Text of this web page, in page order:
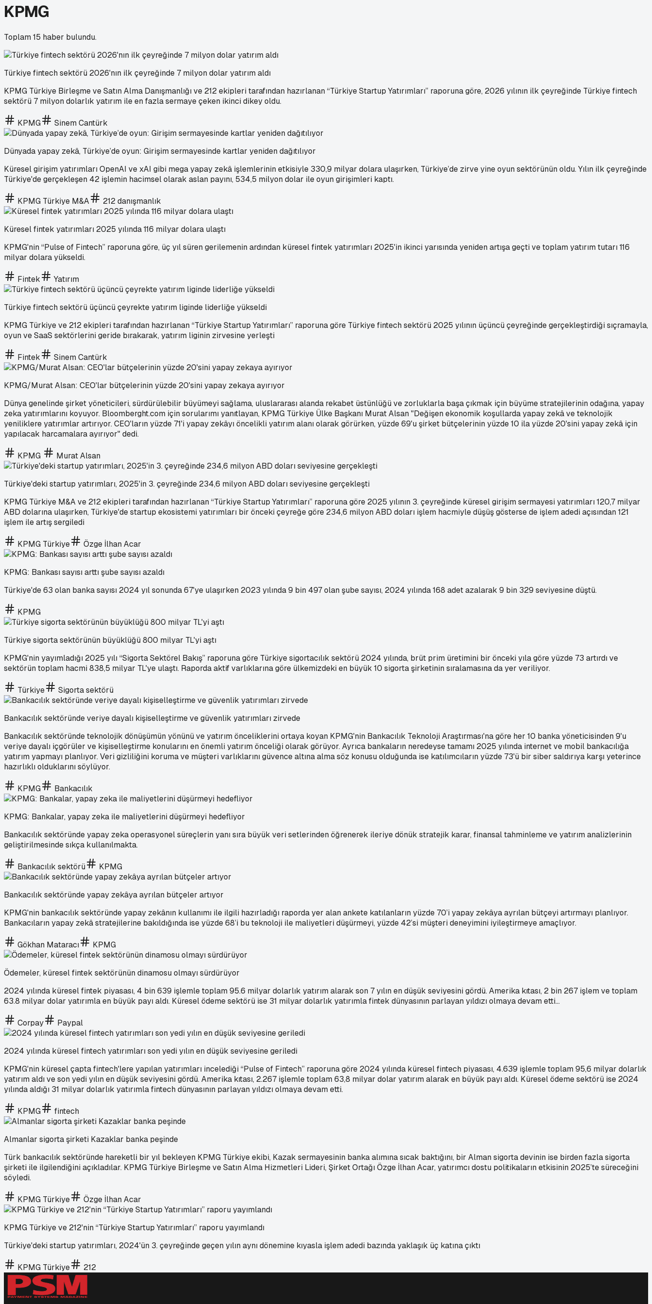
KPMG
Toplam15 haber bulundu.
Türkiye fintech sektörü 2026'nın ilk çeyreğinde 7 milyon dolar yatırım aldı
KPMG Türkiye Birleşme ve Satın Alma Danışmanlığı ve 212 ekipleri tarafından hazırlanan “Türkiye Startup Yatırımları” raporuna göre, 2026 yılının ilk çeyreğinde Türkiye fintech
sektörü 7 milyon dolarlık yatırım ile en fazla sermaye çeken ikinci dikey oldu.
KPMG Sinem Cantürk
Dünyada yapay zekâ, Türkiye’de oyun: Girişim sermayesinde kartlar yeniden dağıtılıyor
Küresel girişim yatırımları OpenAI ve xAI gibi mega yapay zekâ işlemlerinin etkisiyle 330,9 milyar dolara ulaşırken, Türkiye’de zirve yine oyun sektörünün oldu. Yılın ilk çeyreğinde
Türkiye'de gerçekleşen 42 işlemin hacimsel olarak aslan payını, 534,5 milyon dolar ile oyun girişimleri kaptı.
KPMG Türkiye M&A 212 danışmanlık
Küresel fintek yatırımları 2025 yılında 116 milyar dolara ulaştı
KPMG'nin “Pulse of Fintech” raporuna göre, üç yıl süren gerilemenin ardından küresel fintek yatırımları 2025'in ikinci yarısında yeniden artışa geçti ve toplam yatırım tutarı 116
milyar dolara yükseldi.
Fintek Yatırım
Türkiye fintech sektörü üçüncü çeyrekte yatırım liginde liderliğe yükseldi
KPMG Türkiye ve 212 ekipleri tarafından hazırlanan “Türkiye Startup Yatırımları” raporuna göre Türkiye fintech sektörü 2025 yılının üçüncü çeyreğinde gerçekleştirdiği sıçramayla,
oyun ve SaaS sektörlerini geride bırakarak, yatırım liginin zirvesine yerleşti
Fintek Sinem Cantürk
KPMG/Murat Alsan: CEO'lar bütçelerinin yüzde 20'sini yapay zekaya ayırıyor
Dünya genelinde şirket yöneticileri, sürdürülebilir büyümeyi sağlama, uluslararası alanda rekabet üstünlüğü ve zorluklarla başa çıkmak için büyüme stratejilerinin odağına, yapay
zeka yatırımlarını koyuyor. Bloomberght.com için sorularımı yanıtlayan, KPMG Türkiye Ülke Başkanı Murat Alsan "Değişen ekonomik koşullarda yapay zekâ ve teknolojik
yeniliklere yatırımlar artırıyor. CEO'ların yüzde 71'i yapay zekâyı öncelikli yatırım alanı olarak görürken, yüzde 69'u şirket bütçelerinin yüzde 10 ila yüzde 20'sini yapay zekâ için
yapılacak harcamalara ayırıyor" dedi.
KPMG Murat Alsan
Türkiye'deki startup yatırımları, 2025'in 3. çeyreğinde 234,6 milyon ABD doları seviyesine gerçekleşti
KPMG Türkiye M&A ve 212 ekipleri tarafından hazırlanan “Türkiye Startup Yatırımları” raporuna göre 2025 yılının 3. çeyreğinde küresel girişim sermayesi yatırımları 120,7 milyar
ABD dolarına ulaşırken, Türkiye'de startup ekosistemi yatırımları bir önceki çeyreğe göre 234,6 milyon ABD doları işlem hacmiyle düşüş gösterse de işlem adedi açısından 121
işlem ile artış sergiledi
KPMG Türkiye Özge İlhan Acar
KPMG: Bankası sayısı arttı şube sayısı azaldı
Türkiye'de 63 olan banka sayısı 2024 yıl sonunda 67'ye ulaşırken 2023 yılında 9 bin 497 olan şube sayısı, 2024 yılında 168 adet azalarak 9 bin 329 seviyesine düştü.
KPMG
Türkiye sigorta sektörünün büyüklüğü 800 milyar TL'yi aştı
KPMG'nin yayımladığı 2025 yılı “Sigorta Sektörel Bakış” raporuna göre Türkiye sigortacılık sektörü 2024 yılında, brüt prim üretimini bir önceki yıla göre yüzde 73 artırdı ve
sektörün toplam hacmi 838,5 milyar TL'ye ulaştı. Raporda aktif varlıklarına göre ülkemizdeki en büyük 10 sigorta şirketinin sıralamasına da yer veriliyor.
Türkiye Sigorta sektörü
Bankacılık sektöründe veriye dayalı kişiselleştirme ve güvenlik yatırımları zirvede
Bankacılık sektöründe teknolojik dönüşümün yönünü ve yatırım önceliklerini ortaya koyan KPMG'nin Bankacılık Teknoloji Araştırması'na göre her 10 banka yöneticisinden 9'u
veriye dayalı içgörüler ve kişiselleştirme konularını en önemli yatırım önceliği olarak görüyor. Ayrıca bankaların neredeyse tamamı 2025 yılında internet ve mobil bankacılığa
yatırım yapmayı planlıyor. Veri gizliliğini koruma ve müşteri varlıklarını güvence altına alma söz konusu olduğunda ise katılımcıların yüzde 73'ü bir siber saldırıya karşı yeterince
hazırlıklı olduklarını söylüyor.
KPMG Bankacılık
KPMG: Bankalar, yapay zeka ile maliyetlerini düşürmeyi hedefliyor
Bankacılık sektöründe yapay zeka operasyonel süreçlerin yanı sıra büyük veri setlerinden öğrenerek ileriye dönük stratejik karar, finansal tahminleme ve yatırım analizlerinin
geliştirilmesinde sıkça kullanılmakta.
Bankacılık sektörü KPMG
Bankacılık sektöründe yapay zekâya ayrılan bütçeler artıyor
KPMG'nin bankacılık sektöründe yapay zekânın kullanımı ile ilgili hazırladığı raporda yer alan ankete katılanların yüzde 70’i yapay zekâya ayrılan bütçeyi artırmayı planlıyor.
Bankacıların yapay zekâ stratejilerine bakıldığında ise yüzde 68’i bu teknoloji ile maliyetleri düşürmeyi, yüzde 42’si müşteri deneyimini iyileştirmeye amaçlıyor.
Gökhan Mataracı KPMG
Ödemeler, küresel fintek sektörünün dinamosu olmayı sürdürüyor
2024 yılında küresel fintek piyasası, 4 bin 639 işlemle toplam 95.6 milyar dolarlık yatırım alarak son 7 yılın en düşük seviyesini gördü. Amerika kıtası, 2 bin 267 işlem ve toplam
63.8 milyar dolar yatırımla en büyük payı aldı. Küresel ödeme sektörü ise 31 milyar dolarlık yatırımla fintek dünyasının parlayan yıldızı olmaya devam etti...
Corpay Paypal
2024 yılında küresel fintech yatırımları son yedi yılın en düşük seviyesine geriledi
KPMG'nin küresel çapta fintech'lere yapılan yatırımları incelediği “Pulse of Fintech” raporuna göre 2024 yılında küresel fintech piyasası, 4.639 işlemle toplam 95,6 milyar dolarlık
yatırım aldı ve son yedi yılın en düşük seviyesini gördü. Amerika kıtası, 2.267 işlemle toplam 63,8 milyar dolar yatırım alarak en büyük payı aldı. Küresel ödeme sektörü ise 2024
yılında aldığı 31 milyar dolarlık yatırımla fintech dünyasının parlayan yıldızı olmaya devam etti.
KPMG fintech
Almanlar sigorta şirketi Kazaklar banka peşinde
Türk bankacılık sektöründe hareketli bir yıl bekleyen KPMG Türkiye ekibi, Kazak sermayesinin banka alımına sıcak baktığını, bir Alman sigorta devinin ise birden fazla sigorta
şirketi ile ilgilendiğini açıkladılar. KPMG Türkiye Birleşme ve Satın Alma Hizmetleri Lideri, Şirket Ortağı Özge İlhan Acar, yatırımcı dostu politikaların etkisinin 2025’te süreceğini
söyledi.
KPMG Türkiye Özge İlhan Acar
KPMG Türkiye ve 212'nin “Türkiye Startup Yatırımları” raporu yayımlandı
Türkiye'deki startup yatırımları, 2024'ün 3. çeyreğinde geçen yılın aynı dönemine kıyasla işlem adedi bazında yaklaşık üç katına çıktı
KPMG Türkiye 212